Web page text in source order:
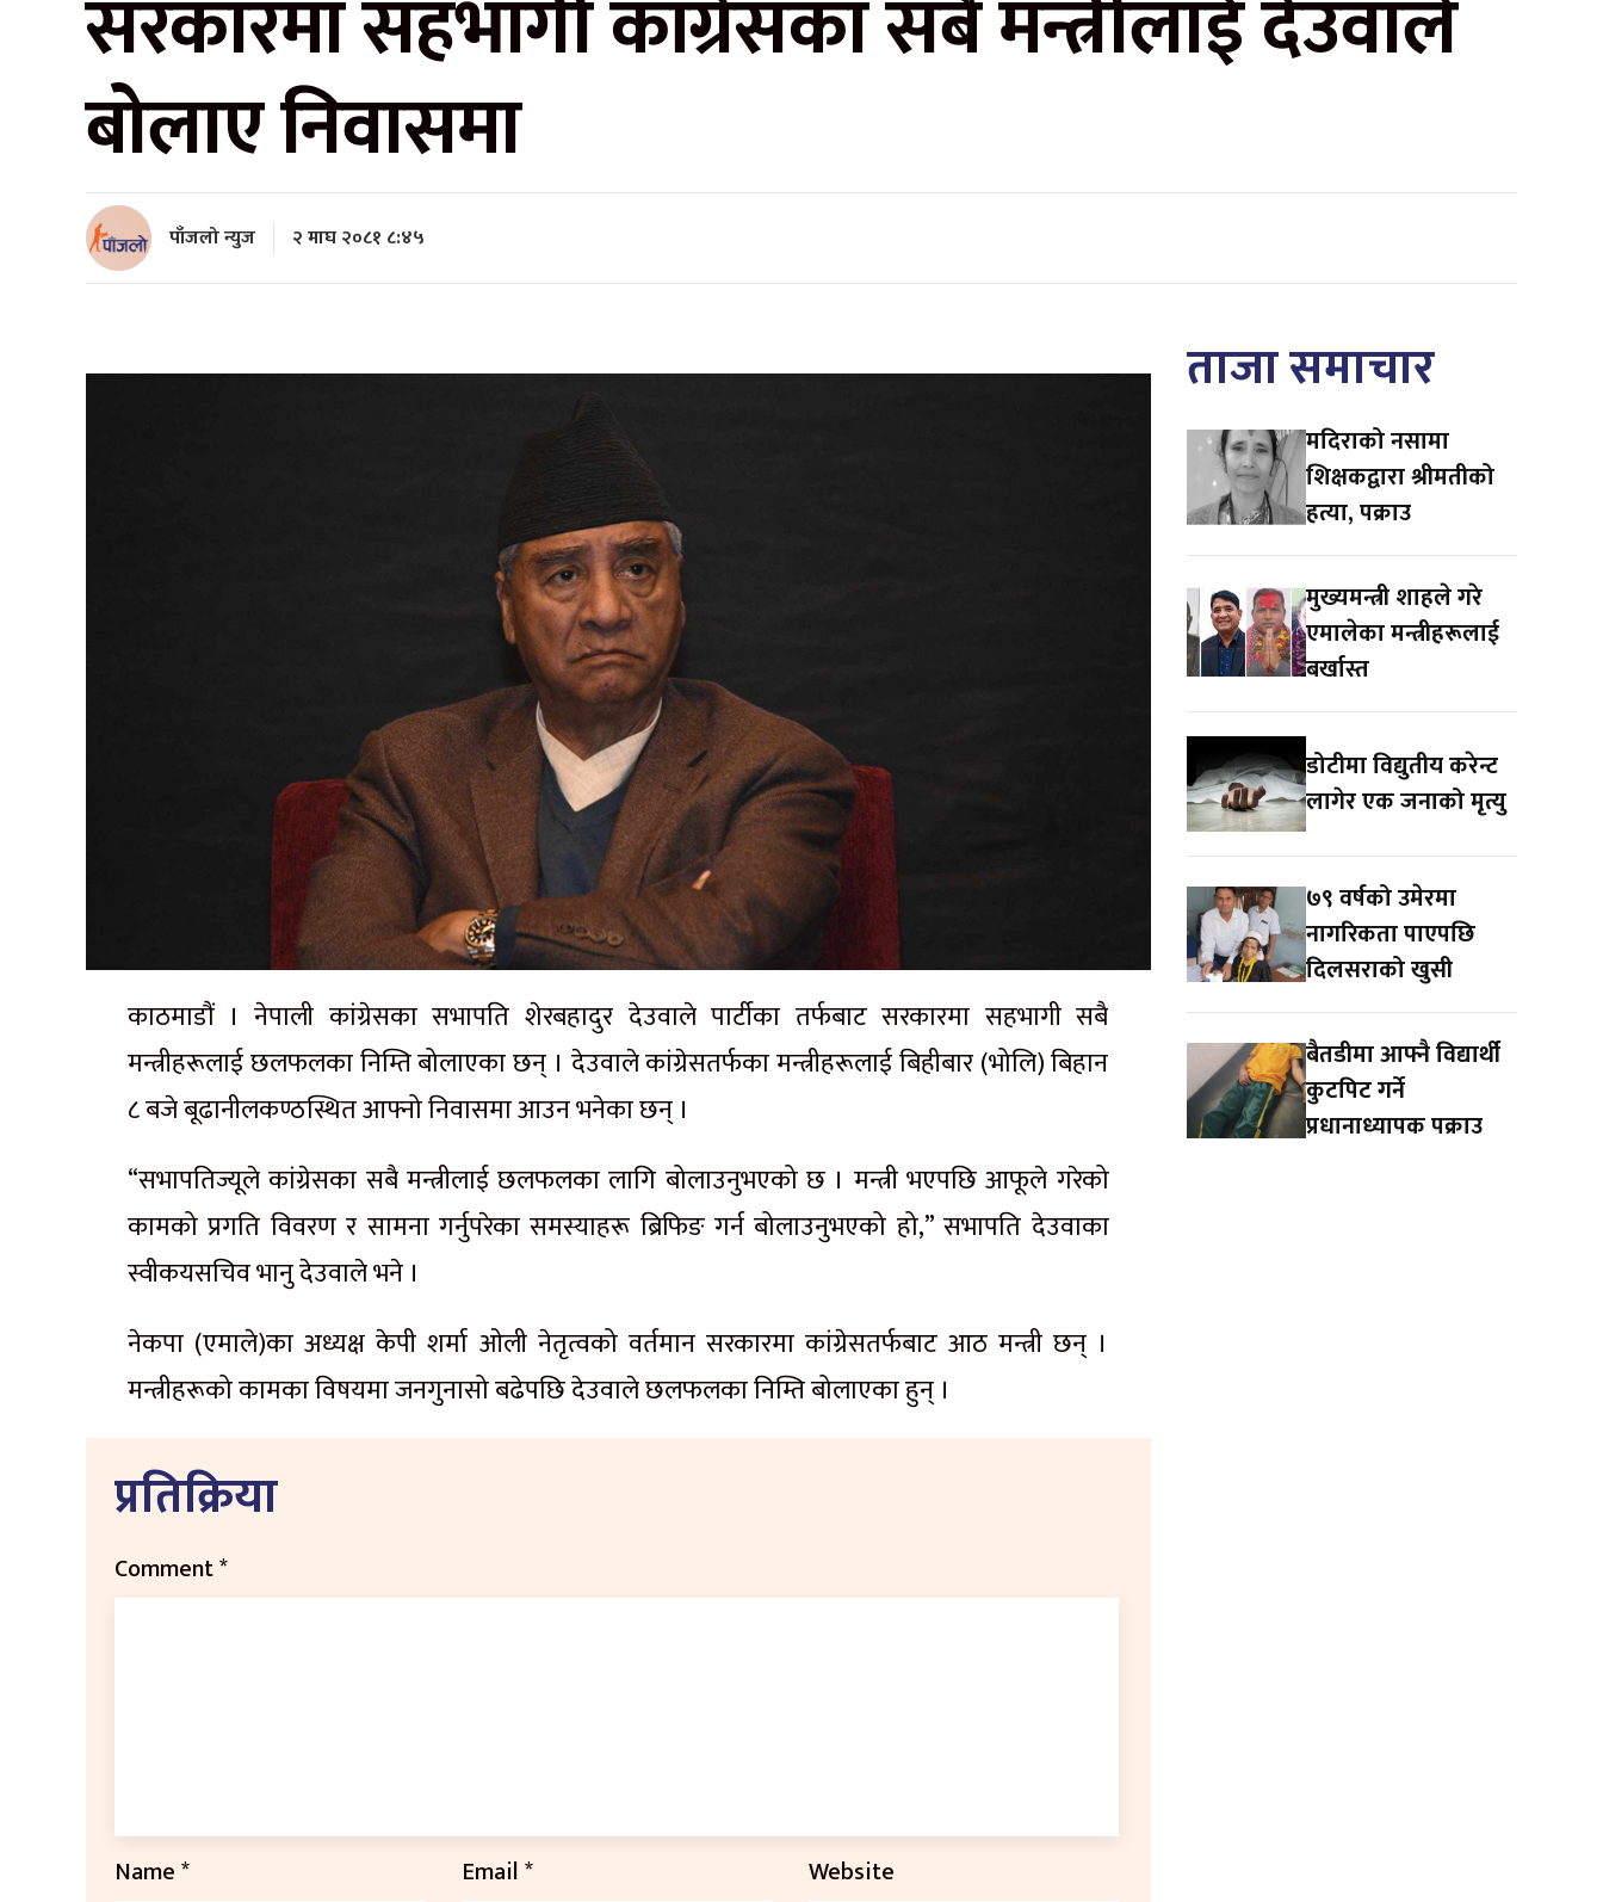
सरकारमा सहभागी कांग्रेसका सबै मन्त्रीलाई देउवाले
बोलाए निवासमा
पाँजलो न्युज २ माघ २०८१ ८:४५
काठमाडौं । नेपाली कांग्रेसका सभापति शेरबहादुर देउवाले पार्टीका तर्फबाट सरकारमा सहभागी सबै
मन्त्रीहरूलाई छलफलका निम्ति बोलाएका छन् । देउवाले कांग्रेसतर्फका मन्त्रीहरूलाई बिहीबार (भोलि) बिहान
८ बजे बूढानीलकण्ठस्थित आफ्नो निवासमा आउन भनेका छन् ।
“सभापतिज्यूले कांग्रेसका सबै मन्त्रीलाई छलफलका लागि बोलाउनुभएको छ । मन्त्री भएपछि आफूले गरेको
कामको प्रगति विवरण र सामना गर्नुपरेका समस्याहरू ब्रिफिङ गर्न बोलाउनुभएको हो,” सभापति देउवाका
स्वीकयसचिव भानु देउवाले भने ।
नेकपा (एमाले)का अध्यक्ष केपी शर्मा ओली नेतृत्वको वर्तमान सरकारमा कांग्रेसतर्फबाट आठ मन्त्री छन् ।
मन्त्रीहरूको कामका विषयमा जनगुनासो बढेपछि देउवाले छलफलका निम्ति बोलाएका हुन् ।
प्रतिक्रिया
Comment*
Name* Email* Website
ताजा समाचार
मदिराको नसामा
शिक्षकद्वारा श्रीमतीको
हत्या, पक्राउ
मुख्यमन्त्री शाहले गरे
एमालेका मन्त्रीहरूलाई
बर्खास्त
डोटीमा विद्युतीय करेन्ट
लागेर एक जनाको मृत्यु
७९ वर्षको उमेरमा
नागरिकता पाएपछि
दिलसराको खुसी
बैतडीमा आफ्नै विद्यार्थी
कुटपिट गर्ने
प्रधानाध्यापक पक्राउ